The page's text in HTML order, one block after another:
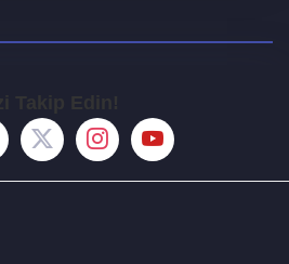
17 gözaltı
380 saatlik kamera kaydı izledi ve